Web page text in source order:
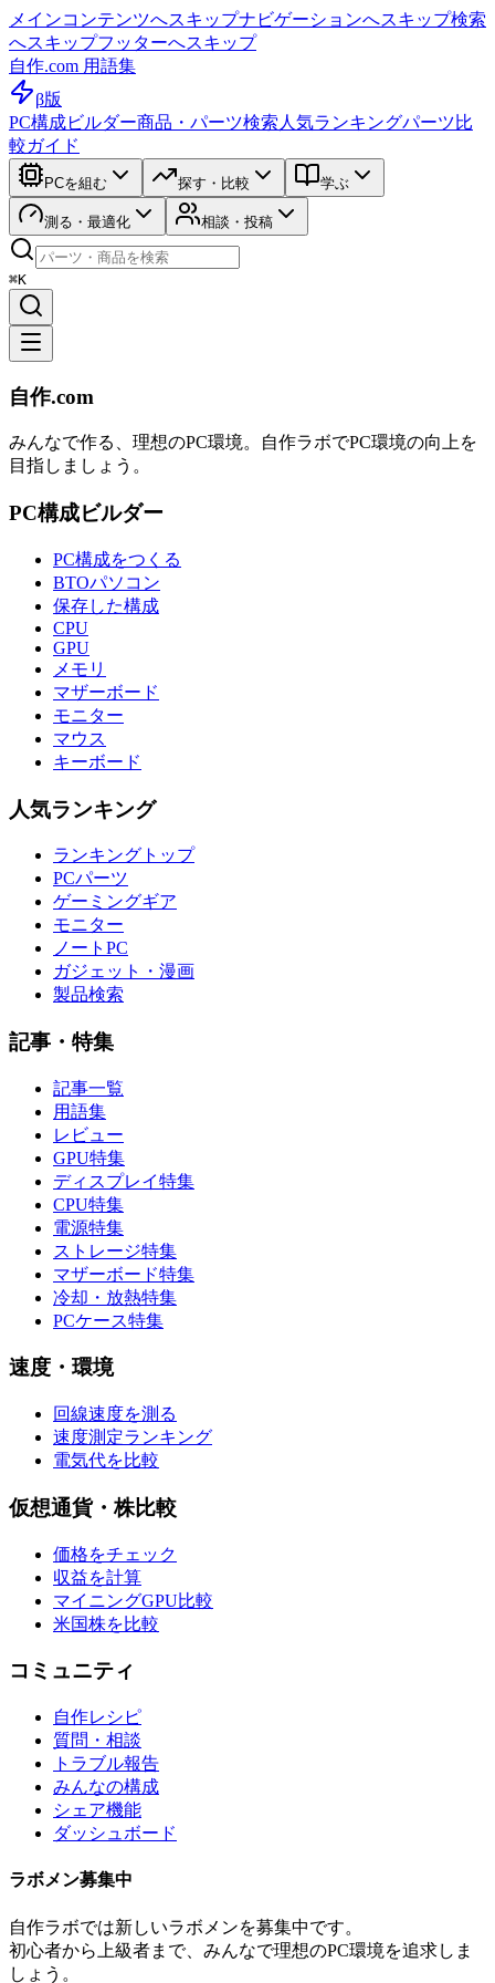
メインコンテンツへスキップナビゲーションへスキップ検索
へスキップフッターへスキップ
自作.com 用語集
β版
PC構成ビルダー商品・パーツ検索 人気ランキングパーツ比
較ガイド
PCを組む 探す・比較 学ぶ
測る・最適化 相談・投稿
⌘K
自作.com
みんなで作る、理想のPC環境。 自作ラボでPC環境の向上を
目指しましょう。
PC構成ビルダー
PC構成をつくる
BTOパソコン
保存した構成
CPU
GPU
メモリ
マザーボード
モニター
マウス
キーボード
人気ランキング
ランキングトップ
PCパーツ
ゲーミングギア
モニター
ノートPC
ガジェット・漫画
製品検索
記事・特集
記事一覧
用語集
レビュー
GPU特集
ディスプレイ特集
CPU特集
電源特集
ストレージ特集
マザーボード特集
冷却・放熱特集
PCケース特集
速度・環境
回線速度を測る
速度測定ランキング
電気代を比較
仮想通貨・株比較
価格をチェック
収益を計算
マイニングGPU比較
米国株を比較
コミュニティ
自作レシピ
質問・相談
トラブル報告
みんなの構成
シェア機能
ダッシュボード
ラボメン募集中
自作ラボでは新しいラボメンを募集中です。
初心者から上級者まで、みんなで理想のPC環境を追求しま
しょう。